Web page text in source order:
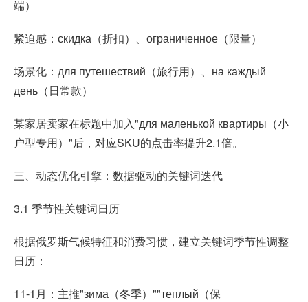
端）
紧迫感：скидка（折扣）、ограниченное（限量）
场景化：для путешествий（旅行用）、на каждый
день（日常款）
某家居卖家在标题中加入"для маленькой квартиры（小
户型专用）"后，对应SKU的点击率提升2.1倍。
三、动态优化引擎：数据驱动的关键词迭代
3.1 季节性关键词日历
根据俄罗斯气候特征和消费习惯，建立关键词季节性调整
日历：
11-1月：主推"зима（冬季）""теплый（保